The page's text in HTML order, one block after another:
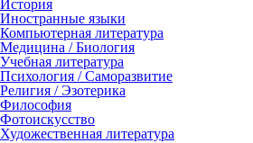
История
Иностранные языки
Компьютерная литература
Медицина / Биология
Учебная литература
Психология / Саморазвитие
Религия / Эзотерика
Философия
Фотоискусство
Художественная литература